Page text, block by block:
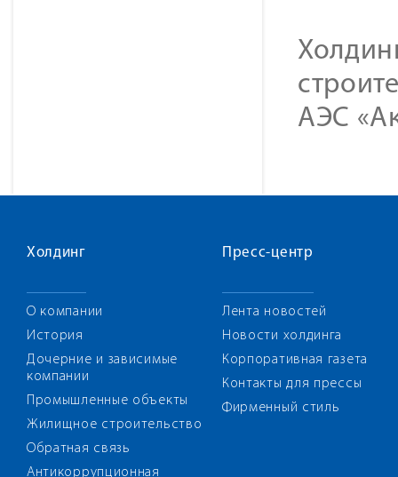
АЭС
Холдинг
О компании
История
Дочерние и зависимые
компании
Промышленные объекты
Жилищное строительство
Обратная связь
Антикоррупционная
Пресс-центр
Лента новостей
Новости холдинга
Корпоративная газета
Контакты для прессы
Фирменный стиль